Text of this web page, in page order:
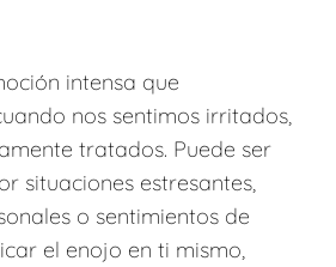
intensa que
nos sentimos irritados,
tratados. Puede ser
situaciones estresantes,
o sentimientos de
el enojo en ti mismo,